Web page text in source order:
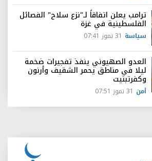
ترامب يعلن اتفاقاً لـ"نزع سلاح" الفصائل
الفلسطينية في غزة
سياسة 31 تموز 07:41
العدو الصهيوني ينفذ تفجيرات ضخمة
ليلا في مناطق يحمر الشقيف وأرنون
وكفرتبنيت
أمن 31 تموز 07:51